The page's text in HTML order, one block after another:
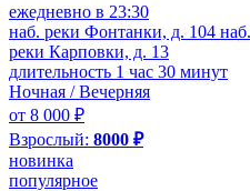
ежедневно в 23:30
наб. реки Фонтанки, д. 104
реки Карповки, д. 13
длительность 1 час 30 минут
Ночная / Вечерняя
от 8 000 ₽
Взрослый: 8000 ₽
новинка
популярное